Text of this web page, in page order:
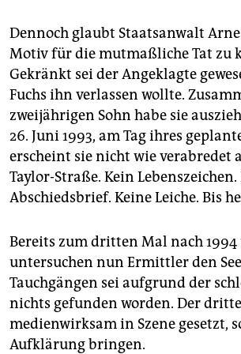
Dennoch glaubt Staatsanwalt
Motiv für die mutmaßliche Tat zu
Gekränkt sei der Angeklagte
Fuchs ihn verlassen wollte.
zweijährigen Sohn habe sie
26. Juni 1993, am Tag ihres
erscheint sie nicht wie verabredet
Taylor-Straße. Kein Lebenszeichen.
Abschiedsbrief. Keine Leiche. Bis
Bereits zum dritten Mal nach
untersuchen nun Ermittler den
Tauchgängen sei aufgrund der
nichts gefunden worden. Der dritte
medienwirksam in Szene gesetzt,
Aufklärung bringen.